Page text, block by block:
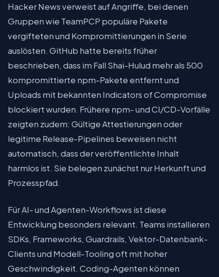
Hacker News verweist auf Angriffe, bei denen
Gruppen wie TeamPCP populäre Pakete
vergifteten und Kompromittierungen in Serie
auslösten. GitHub hatte bereits früher
beschrieben, dass im Fall Shai-Hulud mehr als 500
kompromittierte npm-Pakete entfernt und
Uploads mit bekannten Indicators of Compromise
blockiert wurden. Frühere npm- und CI/CD-Vorfälle
zeigten zudem: Gültige Attestierungen oder
legitime Release-Pipelines beweisen nicht
automatisch, dass der veröffentlichte Inhalt
harmlos ist. Sie belegen zunächst nur Herkunft und
Prozesspfad.
Für AI- und Agenten-Workflows ist diese
Entwicklung besonders relevant. Teams installieren
SDKs, Frameworks, Guardrails, Vektor-Datenbank-
Clients und Modell-Tooling oft mit hoher
Geschwindigkeit. Coding-Agenten können